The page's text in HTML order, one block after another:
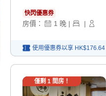
快閃優惠券
房價： 1 晚 | |
使用優惠券以享 HK$176.64
僅剩 1 間房！